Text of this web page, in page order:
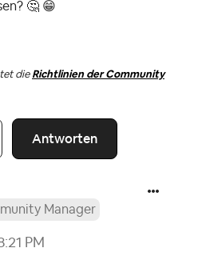
🤔 😁
die Richtlinien der Community
Antworten
Manager
PM